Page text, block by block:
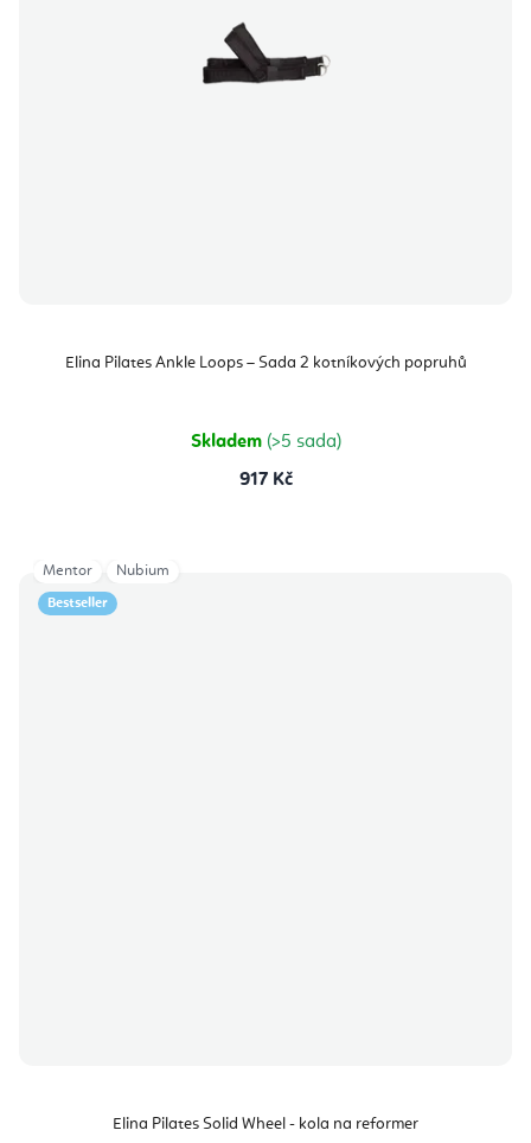
Elina Pilates Ankle Loops – Sada 2 kotníkových popruhů
Skladem (>5 sada)
917 Kč
Bestseller
Elina Pilates Solid Wheel - kola na reformer
Mentor Nubium